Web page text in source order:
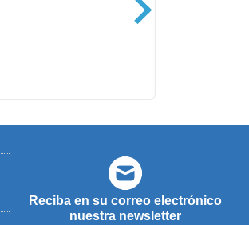
Reciba en su correo electrónico
nuestra newsletter